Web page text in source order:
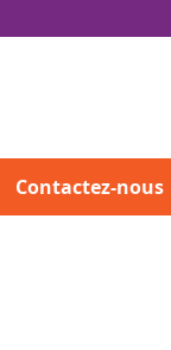
Contactez-nous